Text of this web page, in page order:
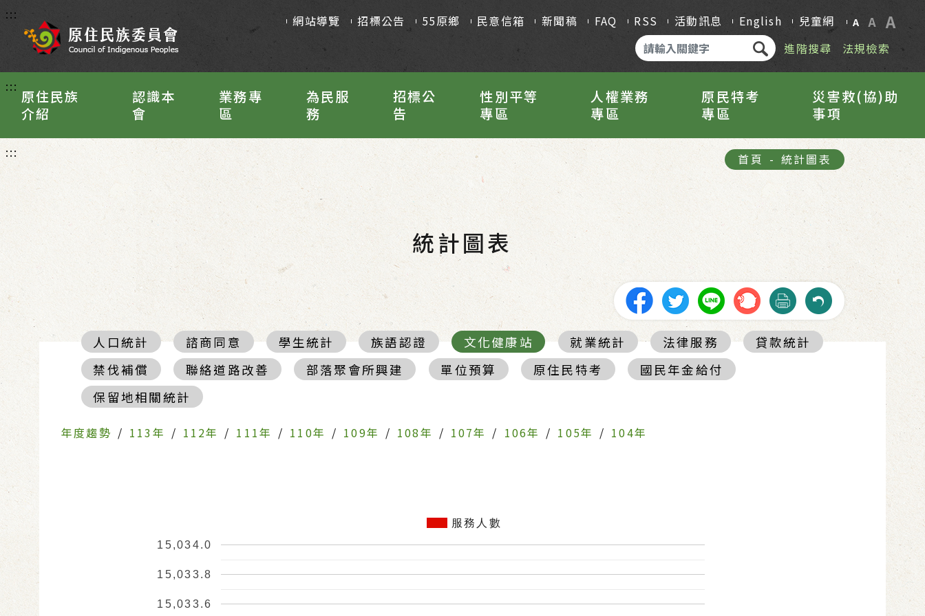
::: 網站導覽 招標公告 55原鄉 民意信箱 新聞稿 FAQ RSS 活動訊息 English 兒童網 A A A
進階搜尋 法規檢索
:::
原住民族
介紹
認識本
會
業務專
區
為民服
務
招標公
告
性別平等
專區
人權業務
專區
原民特考
專區
災害救(協)助
事項
::: 首頁 - 統計圖表
統計圖表
人口統計 諮商同意 學生統計 族語認證 文化健康站 就業統計 法律服務
貸款統計
禁伐補償
聯絡道路改善 部落聚會所興建 單位預算 原住民特考
國民年金給付
保留地相關統計
年度趨勢 / 113年 / 112年 / 111年 / 110年 / 109年 / 108年 / 107年 / 106年 / 105年 / 104年
服務人數
15,033.6
15,033.8
15,034.0